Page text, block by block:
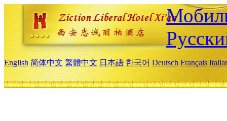
English 简体中文 繁體中文 日本語 한국어 Deutsch Français